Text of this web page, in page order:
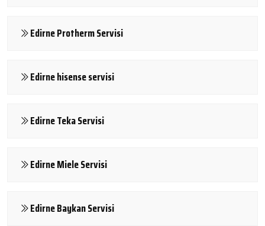
Edirne Protherm Servisi
Edirne hisense servisi
Edirne Teka Servisi
Edirne Miele Servisi
Edirne Baykan Servisi